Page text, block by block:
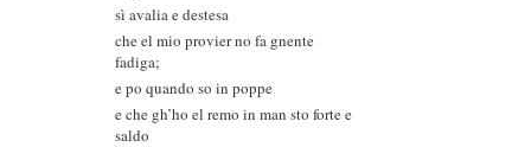
sì avalia e destesa
che el mio provier no fa gnente
fadiga;
e po quando so in poppe
e che gh’ho el remo in man sto forte e
saldo